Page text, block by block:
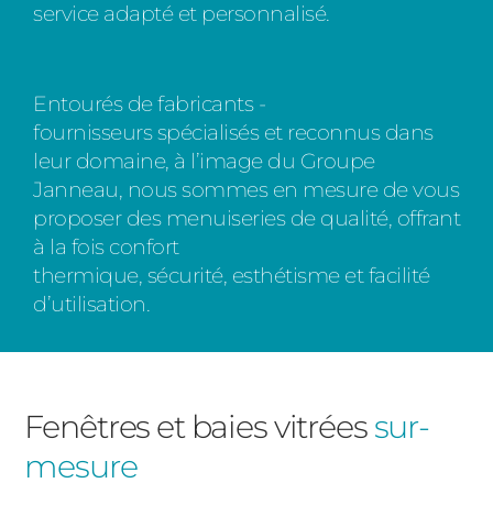
service adapté et personnalisé.
Entourés de fabricants -
fournisseurs spécialisés et reconnus dans
leur domaine, à l’image du Groupe
Janneau, nous sommes en mesure de vous
proposer des menuiseries de qualité, offrant
à la fois confort
thermique, sécurité, esthétisme et facilité
d’utilisation.
Fenêtres et baies vitrées sur-
mesure